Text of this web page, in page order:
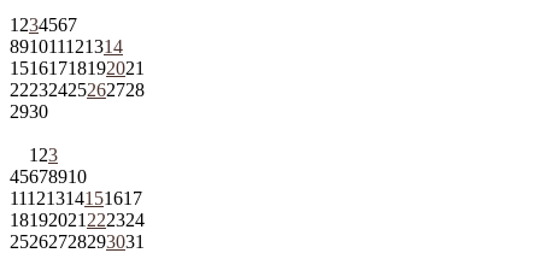
1 234567
891011121314
15161718192021
22232425262728
2930
1 23
45678910
11121314151617
18192021 222324
25262728293031